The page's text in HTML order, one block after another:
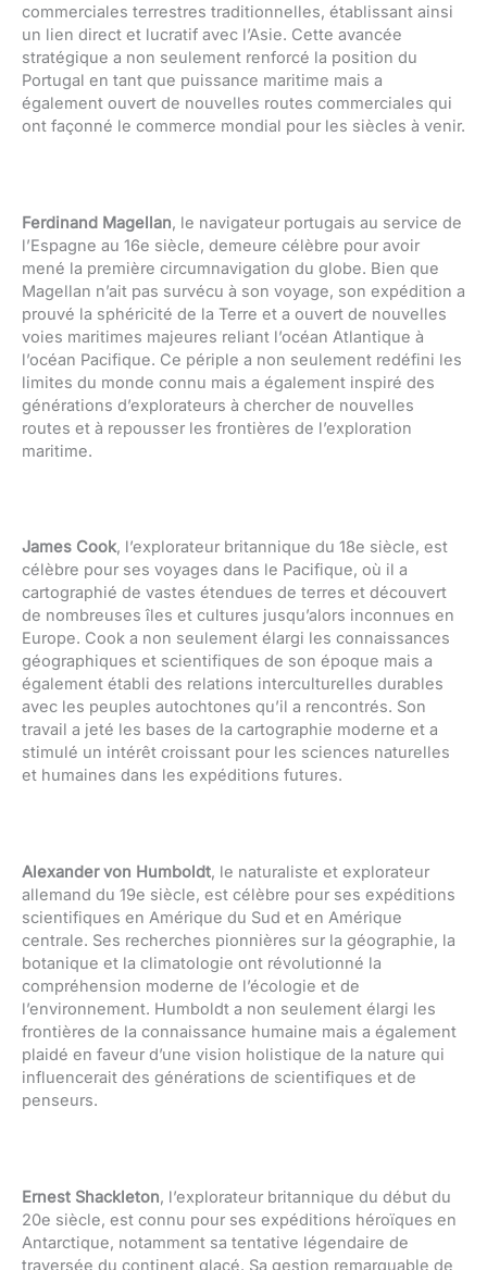
commerciales terrestres traditionnelles, établissant ainsi
un lien direct et lucratif avec l’Asie. Cette avancée
stratégique a non seulement renforcé la position du
Portugal en tant que puissance maritime mais a
également ouvert de nouvelles routes commerciales qui
ont façonné le commerce mondial pour les siècles à venir.
Ferdinand Magellan, le navigateur portugais au service de
l’Espagne au 16e siècle, demeure célèbre pour avoir
mené la première circumnavigation du globe. Bien que
Magellan n’ait pas survécu à son voyage, son expédition a
prouvé la sphéricité de la Terre et a ouvert de nouvelles
voies maritimes majeures reliant l’océan Atlantique à
l’océan Pacifique. Ce périple a non seulement redéfini les
limites du monde connu mais a également inspiré des
générations d’explorateurs à chercher de nouvelles
routes et à repousser les frontières de l’exploration
maritime.
James Cook, l’explorateur britannique du 18e siècle, est
célèbre pour ses voyages dans le Pacifique, où il a
cartographié de vastes étendues de terres et découvert
de nombreuses îles et cultures jusqu’alors inconnues en
Europe. Cook a non seulement élargi les connaissances
géographiques et scientifiques de son époque mais a
également établi des relations interculturelles durables
avec les peuples autochtones qu’il a rencontrés. Son
travail a jeté les bases de la cartographie moderne et a
stimulé un intérêt croissant pour les sciences naturelles
et humaines dans les expéditions futures.
Alexander von Humboldt, le naturaliste et explorateur
allemand du 19e siècle, est célèbre pour ses expéditions
scientifiques en Amérique du Sud et en Amérique
centrale. Ses recherches pionnières sur la géographie, la
botanique et la climatologie ont révolutionné la
compréhension moderne de l’écologie et de
l’environnement. Humboldt a non seulement élargi les
frontières de la connaissance humaine mais a également
plaidé en faveur d’une vision holistique de la nature qui
influencerait des générations de scientifiques et de
penseurs.
Ernest Shackleton, l’explorateur britannique du début du
20e siècle, est connu pour ses expéditions héroïques en
Antarctique, notamment sa tentative légendaire de
traversée du continent glacé. Sa gestion remarquable de